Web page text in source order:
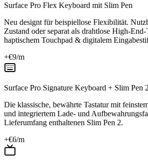
Surface Pro Flex Keyboard mit Slim Pen
Neu designt für beispiellose Flexibilität.
Zustand oder separat als drahtlose High-End-
haptischem Touchpad & digitalem
+€9/m
Surface Pro Signature Keyboard + Slim Pen 2
Die klassische, bewährte Tastatur mit
und integriertem Lade- und
Lieferumfang enthaltenen Slim Pen 2.
+€6/m